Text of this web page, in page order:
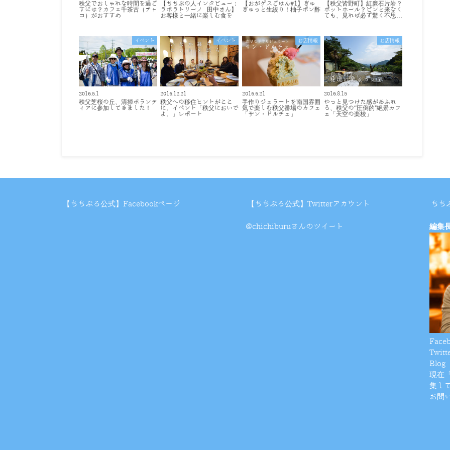
秩父でおしゃれな時間を過ご
すには？カフェ千茶古（チャ
コ）がおすすめ
【ちちぶの人インタビュー：
ラボラトリーノ 田中さん】
お客様と一緒に楽しむ食を
【おがゲスごはん#1】ぎゅ
ぎゅっと生絞り！柚子ポン酢
【秩父皆野町】紅廉石片岩？
ポットホール？ピンと来なく
ても、見れば必ず驚く不思…
イベント
2016.5.1
秩父芝桜の丘、清掃ボランテ
ィアに参加してきました！
イベント
2016.12.21
秩父への移住ヒントがここ
に。イベント「秩父においで
よ。」レポート
お店情報
2016.6.21
手作りジェラートを南国雰囲
気で楽しむ秩父番場のカフェ
「サン・ドルチェ」
お店情報
2016.8.15
やっと見つけた感があふれ
る、秩父の“圧倒的"絶景カフ
ェ「天空の楽校」
【ちちぶる公式】Facebookページ 【ちちぶる公式】Twitterアカウント
@chichiburuさんのツイート
ちち
編集
Blog
現在
集し
お問